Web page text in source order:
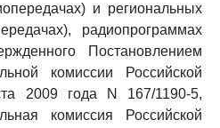
и региональных
радиопрограммах
Постановлением
комиссии Российской
2009 года N 167/1190-5,
комиссия Российской